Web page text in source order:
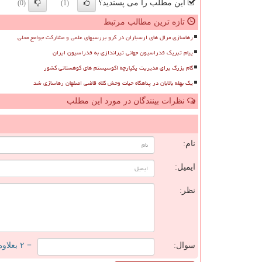
این مطلب را می پسندید؟ (1)
(0)
تازه ترین مطالب مرتبط
رهاسازی مرال های ارسباران در گرو بررسیهای علمی و مشارکت جوامع محلی
پیام تبریک فدراسیون جهانی تیراندازی به فدراسیون ایران
گام بزرگ برای مدیریت یکپارچه اکوسیستم های کوهستانی کشور
یک بهله بالابان در پناهگاه حیات وحش کلاه قاضی اصفهان رهاسازی شد
نظرات بینندگان در مورد این مطلب
نام:
ایمیل:
نظر:
سوال: = ۲ بعلاوه ۳